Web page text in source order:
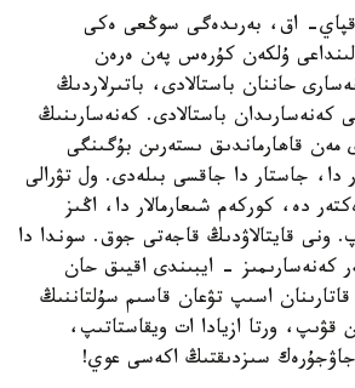
اق، بەرىدەگى سوڭعى ەكى
ۇلكەن كۇرەس پەن ەرەن
حاننان باستالادى، باتىرلاردىڭ
كەنەسارىدان باستالادى. كەنەسارىنىڭ
ءومىرى مەن قاھارماندىق ىستەرىن بۇگىنگى
دا، جاستار دا جاقسى بىلەدى. ول تۋرالى
دە، كوركەم شىعارمالار دا، اڭىز
ونى قايتالاۋدىڭ قاجەتى جوق. سوندا دا
كەنەسارىمىز - ايبىندى اقيىق حان
اسىپ تۋعان قاسىم سۇلتاننىڭ
قۋىپ، ورتا ازيادا ات ويقاستاتىپ،
جاۋجۇرەك سىزدىقتىڭ اكەسى عوي!